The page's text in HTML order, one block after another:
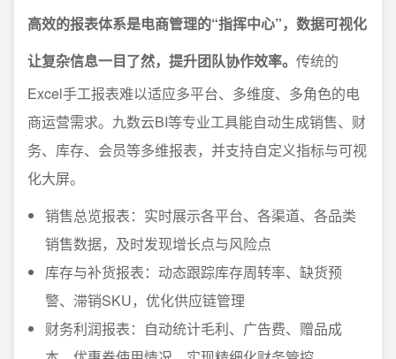
高效的报表体系是电商管理的“指挥中心”，数据可视化
让复杂信息一目了然，提升团队协作效率。 传统的
Excel手工报表难以适应多平台、多维度、多角色的电
商运营需求。九数云BI等专业工具能自动生成销售、财
务、库存、会员等多维报表，并支持自定义指标与可视
化大屏。
销售总览报表：实时展示各平台、各渠道、各品类
销售数据，及时发现增长点与风险点
库存与补货报表：动态跟踪库存周转率、缺货预
警、滞销SKU，优化供应链管理
财务利润报表：自动统计毛利、广告费、赠品成